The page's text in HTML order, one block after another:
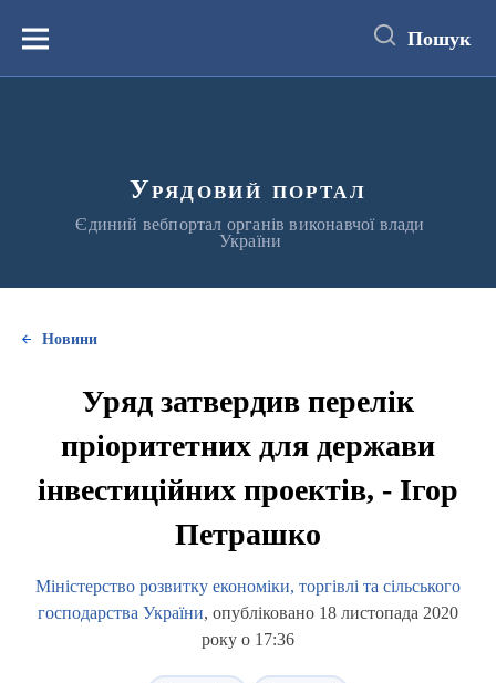
вмістуМеню Пошук
Урядовий портал
Єдиний вебпортал органів виконавчої влади
України
Новини
Уряд затвердив перелік
пріоритетних для держави
інвестиційних проектів, - Ігор
Петрашко
Міністерство розвитку економіки, торгівлі та сільського
господарства України, опубліковано 18 листопада 2020
року о 17:36